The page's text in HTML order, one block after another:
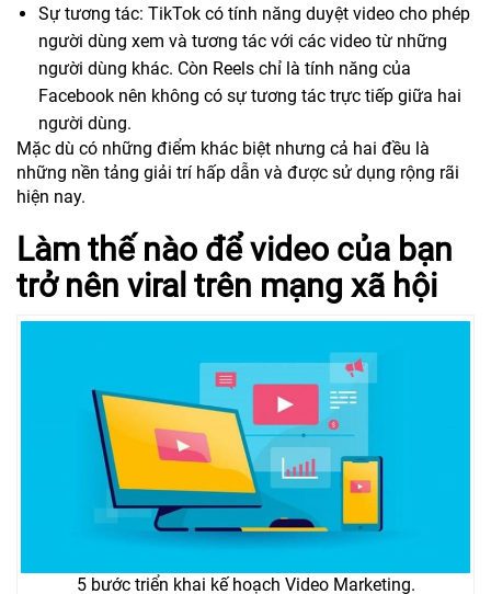
Sự tương tác: TikTok có tính năng duyệt video cho phép
người dùng xem và tương tác với các video từ những
người dùng khác. Còn Reels chỉ là tính năng của
Facebook nên không có sự tương tác trực tiếp giữa hai
người dùng.
Mặc dù có những điểm khác biệt nhưng cả hai đều là
những nền tảng giải trí hấp dẫn và được sử dụng rộng rãi
hiện nay.
Làm thế nào để video của bạn
trở nên viral trên mạng xã hội
5 bước triển khai kế hoạch Video Marketing.